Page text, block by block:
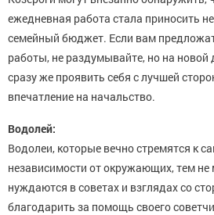
ежедневная работа стала приносить
семейный бюджет. Если вам
работы, не раздумывайте, но на новой
сразу же проявить себя с лучшей
впечатление на начальство.
Водолей:
Водолеи, которые вечно стремятся к
независимости от окружающих, тем не
нуждаются в советах и взглядах со
благодарить за помощь своего